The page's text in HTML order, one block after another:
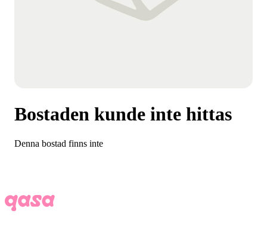
Bostaden kunde inte hittas
Denna bostad finns inte